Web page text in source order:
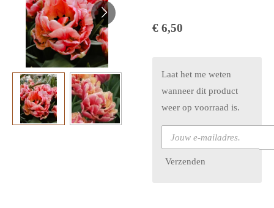
€ 6,50
Laat het me weten
wanneer dit product
weer op voorraad is.
Verzenden